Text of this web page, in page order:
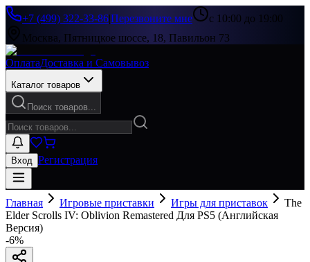
+7 (499) 322-33-86|Перезвоните мне
с 10:00 до 19:00
Москва, Пятницкое шоссе, 18, Павильон 73
ОплатаДоставка и Самовывоз
Каталог товаров
Поиск товаров...
Вход Регистрация
Главная Игровые приставки Игры для приставок
The
Elder Scrolls IV: Oblivion Remastered Для PS5 (Английская
Версия)
-6%